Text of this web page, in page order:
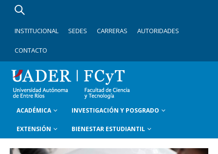
INSTITUCIONAL SEDES CARRERAS AUTORIDADES
CONTACTO
ACADÉMICA INVESTIGACIÓN Y POSGRADO
EXTENSIÓN BIENESTAR ESTUDIANTIL